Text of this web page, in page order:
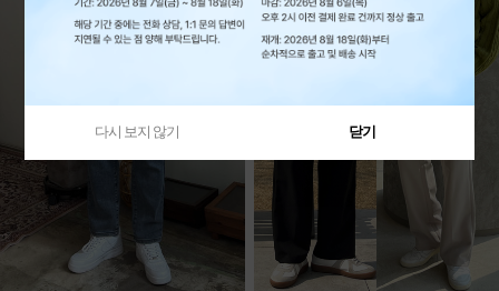
다시 보지 않기 닫기